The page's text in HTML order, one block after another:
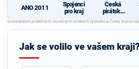
ANO 2011
Spojenci
pro kraj
Česká
pirátská
strana
Jak se volilo ve vašem kraji?